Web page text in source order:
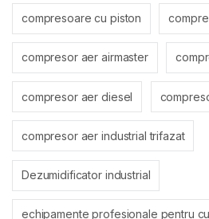
compresoare cu piston
compresor aer airmaster
compresor aer diesel
compresor aer industrial trifazat
Dezumidificator industrial
echipamente profesionale pentru